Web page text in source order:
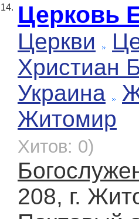
14. Церковь
Церкви
Христиан
Украина
Житомир
Хитов: 0)
208, г.